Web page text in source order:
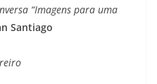
“Imagens para uma
Santiago